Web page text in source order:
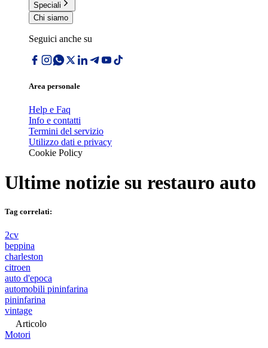
Speciali
Chi siamo
Seguici anche su
Area personale
Help e Faq
Info e contatti
Termini del servizio
Utilizzo dati e privacy
Cookie Policy
Ultime notizie su restauro auto
Tag correlati:
2cv
beppina
charleston
citroen
auto d'epoca
automobili pininfarina
pininfarina
vintage
Articolo
Motori